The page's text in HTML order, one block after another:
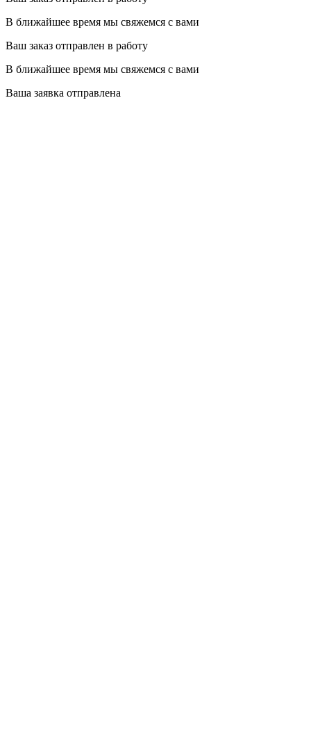
В ближайшее время мы свяжемся с вами
Ваш заказ отправлен в работу
В ближайшее время мы свяжемся с вами
Ваша заявка отправлена